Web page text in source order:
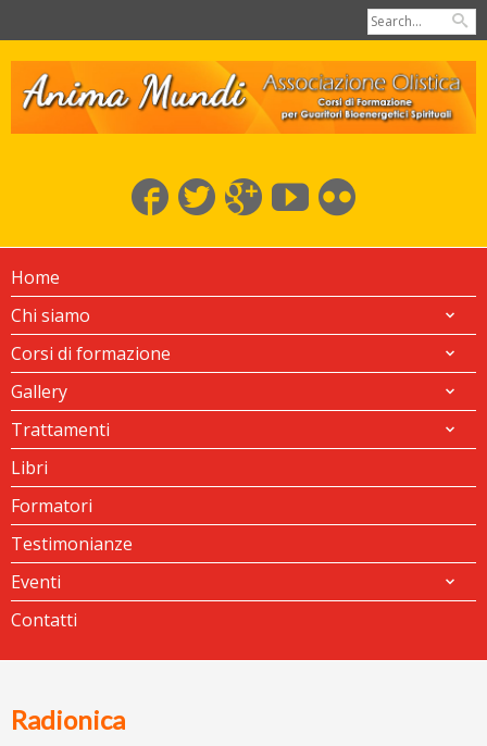
Home
Chi siamo
Corsi di formazione
Gallery
Trattamenti
Libri
Formatori
Testimonianze
Eventi
Contatti
Radionica